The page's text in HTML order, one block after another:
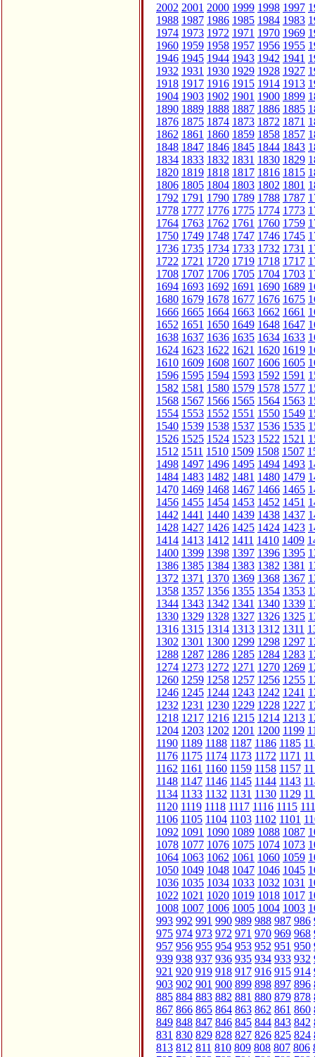
2002 2001 2000 1999 1998 1997
1988 1987 1986 1985 1984 1983
1974 1973 1972 1971 1970 1969
1960 1959 1958 1957 1956 1955
1946 1945 1944 1943 1942 1941
1932 1931 1930 1929 1928 1927
1918 1917 1916 1915 1914 1913
1904 1903 1902 1901 1900 1899
1890 1889 1888 1887 1886 1885
1876 1875 1874 1873 1872 1871
1862 1861 1860 1859 1858 1857
1848 1847 1846 1845 1844 1843
1834 1833 1832 1831 1830 1829
1820 1819 1818 1817 1816 1815
1806 1805 1804 1803 1802 1801
1792 1791 1790 1789 1788 1787
1778 1777 1776 1775 1774 1773
1764 1763 1762 1761 1760 1759
1750 1749 1748 1747 1746 1745
1736 1735 1734 1733 1732 1731
1722 1721 1720 1719 1718 1717
1708 1707 1706 1705 1704 1703
1694 1693 1692 1691 1690 1689
1680 1679 1678 1677 1676 1675
1666 1665 1664 1663 1662 1661
1652 1651 1650 1649 1648 1647
1638 1637 1636 1635 1634 1633
1624 1623 1622 1621 1620 1619
1610 1609 1608 1607 1606 1605
1596 1595 1594 1593 1592 1591
1582 1581 1580 1579 1578 1577
1568 1567 1566 1565 1564 1563
1554 1553 1552 1551 1550 1549
1540 1539 1538 1537 1536 1535
1526 1525 1524 1523 1522 1521
1512 1511 1510 1509 1508 1507
1498 1497 1496 1495 1494 1493
1484 1483 1482 1481 1480 1479
1470 1469 1468 1467 1466 1465
1456 1455 1454 1453 1452 1451
1442 1441 1440 1439 1438 1437
1428 1427 1426 1425 1424 1423
1414 1413 1412 1411 1410 1409
1400 1399 1398 1397 1396 1395
1386 1385 1384 1383 1382 1381
1372 1371 1370 1369 1368 1367
1358 1357 1356 1355 1354 1353
1344 1343 1342 1341 1340 1339
1330 1329 1328 1327 1326 1325
1316 1315 1314 1313 1312 1311
1302 1301 1300 1299 1298 1297
1288 1287 1286 1285 1284 1283
1274 1273 1272 1271 1270 1269
1260 1259 1258 1257 1256 1255
1246 1245 1244 1243 1242 1241
1232 1231 1230 1229 1228 1227
1218 1217 1216 1215 1214 1213
1204 1203 1202 1201 1200 1199
1190 1189 1188 1187 1186 1185
1176 1175 1174 1173 1172 1171
1162 1161 1160 1159 1158 1157
1148 1147 1146 1145 1144 1143
1134 1133 1132 1131 1130 1129
1120 1119 1118 1117 1116 1115
1106 1105 1104 1103 1102 1101
1092 1091 1090 1089 1088 1087
1078 1077 1076 1075 1074 1073
1064 1063 1062 1061 1060 1059
1050 1049 1048 1047 1046 1045
1036 1035 1034 1033 1032 1031
1022 1021 1020 1019 1018 1017
1008 1007 1006 1005 1004 1003
993 992 991 990 989 988 987 986
975 974 973 972 971 970 969 968
957 956 955 954 953 952 951 950
939 938 937 936 935 934 933 932
921 920 919 918 917 916 915 914
903 902 901 900 899 898 897 896
885 884 883 882 881 880 879 878
867 866 865 864 863 862 861 860
849 848 847 846 845 844 843 842
831 830 829 828 827 826 825 824
813 812 811 810 809 808 807 806